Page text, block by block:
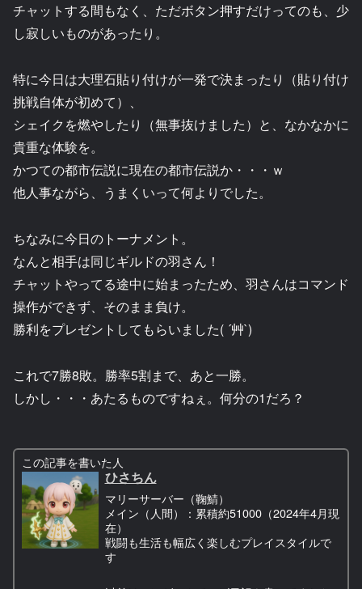
チャットする間もなく、ただボタン押すだけってのも、少
し寂しいものがあったり。
特に今日は大理石貼り付けが一発で決まったり（貼り付け
挑戦自体が初めて）、
シェイクを燃やしたり（無事抜けました）と、なかなかに
貴重な体験を。
かつての都市伝説に現在の都市伝説か・・・ｗ
他人事ながら、うまくいって何よりでした。
ちなみに今日のトーナメント。
なんと相手は同じギルドの羽さん！
チャットやってる途中に始まったため、羽さんはコマンド
操作ができず、そのまま負け。
勝利をプレゼントしてもらいました( ´艸`)
これで7勝8敗。勝率5割まで、あと一勝。
しかし・・・あたるものですねぇ。何分の1だろ？
この記事を書いた人
ひさちん
マリーサーバー（鞠鯖）
メイン（人間）：累積約51000（2024年4月現
在）
戦闘も生活も幅広く楽しむプレイスタイルで
す